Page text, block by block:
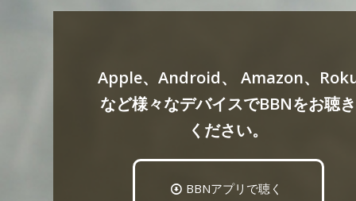
Apple、Android、 Amazon、
など様々なデバイスでBBNをお聴き
ください。
BBNアプリで聴く